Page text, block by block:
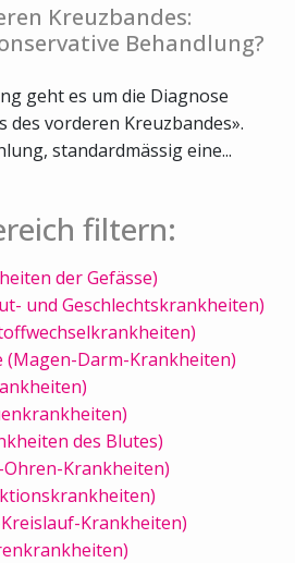
Kreuzbandes:
Behandlung?
geht es um die Diagnose
des vorderen Kreuzbandes».
standardmässig eine...
filtern:
der Gefässe)
und Geschlechtskrankheiten)
Darm-Krankheiten)
des Blutes)
Krankheiten)
Krankheiten)